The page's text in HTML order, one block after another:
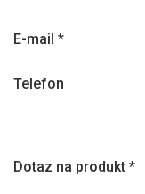
E-mail *
Telefon
Dotaz na produkt *